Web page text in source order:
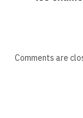
Comments are